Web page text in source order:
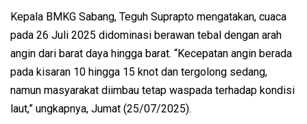
Kepala BMKG Sabang, Teguh Suprapto mengatakan, cuaca
pada 26 Juli 2025 didominasi berawan tebal dengan arah
angin dari barat daya hingga barat. “Kecepatan angin berada
pada kisaran 10 hingga 15 knot dan tergolong sedang,
namun masyarakat diimbau tetap waspada terhadap kondisi
laut,” ungkapnya, Jumat (25/07/2025).